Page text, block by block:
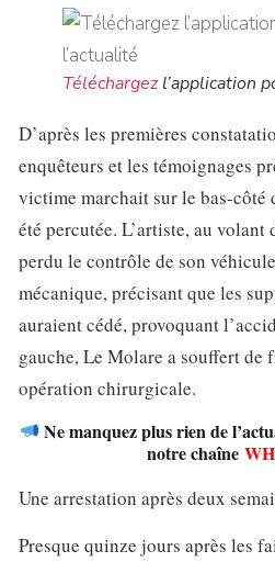
Téléchargezl’application
D’après les premières
enquêteurs et les témoignages
victime marchait sur le bas-côté
été percutée. L’artiste, au
perdu le contrôle de son
mécanique, précisant que les
auraient cédé, provoquant
gauche, Le Molare a souffert de
opération chirurgicale.
Ne manquez plus rien de
notre chaîne
Une arrestation après deux
Presque quinze jours après les